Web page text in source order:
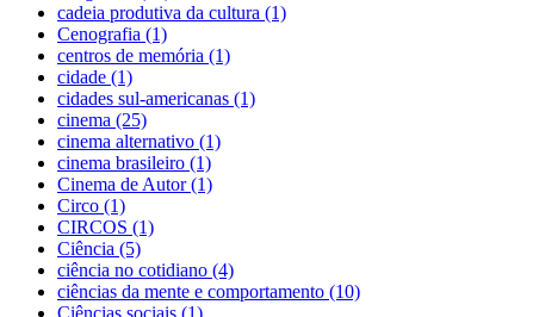
cadeia produtiva da cultura (1)
Cenografia (1)
centros de memória (1)
cidade (1)
cidades sul-americanas (1)
cinema (25)
cinema alternativo (1)
cinema brasileiro (1)
Cinema de Autor (1)
Circo (1)
CIRCOS (1)
Ciência (5)
ciência no cotidiano (4)
ciências da mente e comportamento (10)